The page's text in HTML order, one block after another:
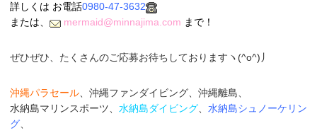
詳しくは お電話0980-47-3632
または、
mermaid@minnajima.com まで！
ぜひぜひ、たくさんのご応募お待ちしておりますヽ(^o^)丿
沖縄パラセール、沖縄ファンダイビング、沖縄離島、
水納島マリンスポーツ、 水納島ダイビング、 水納島シュノーケリン
グ、